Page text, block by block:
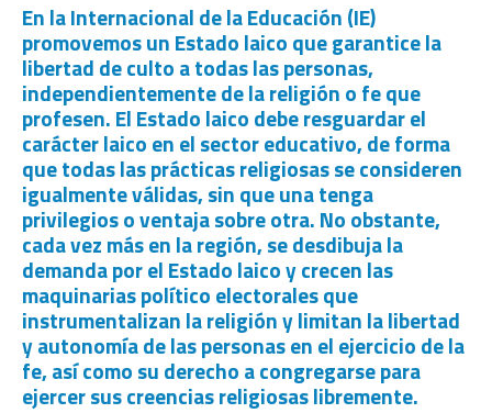
En la Internacional de la Educación (IE)
promovemos un Estado laico que garantice la
libertad de culto a todas las personas,
independientemente de la religión o fe que
profesen. El Estado laico debe resguardar el
carácter laico en el sector educativo, de forma
que todas las prácticas religiosas se consideren
igualmente válidas, sin que una tenga
privilegios o ventaja sobre otra. No obstante,
cada vez más en la región, se desdibuja la
demanda por el Estado laico y crecen las
maquinarias político electorales que
instrumentalizan la religión y limitan la libertad
y autonomía de las personas en el ejercicio de la
fe, así como su derecho a congregarse para
ejercer sus creencias religiosas libremente.